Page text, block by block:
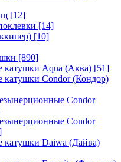
[12]
[14]
[10]
[890]
катушки Aqua (Аква) [51]
катушки Condor (Кондор)
Condor
Condor
катушки Daiwa (Дайва)